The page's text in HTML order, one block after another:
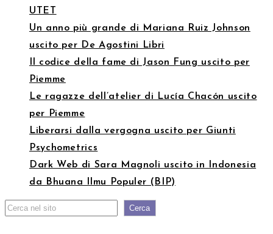
UTET
Un anno più grande di Mariana Ruiz Johnson
uscito per De Agostini Libri
Il codice della fame di Jason Fung uscito per
Piemme
Le ragazze dell’atelier di Lucía Chacón uscito
per Piemme
Liberarsi dalla vergogna uscito per Giunti
Psychometrics
Dark Web di Sara Magnoli uscito in Indonesia
da Bhuana Ilmu Populer (BIP)
Cerca Cerca